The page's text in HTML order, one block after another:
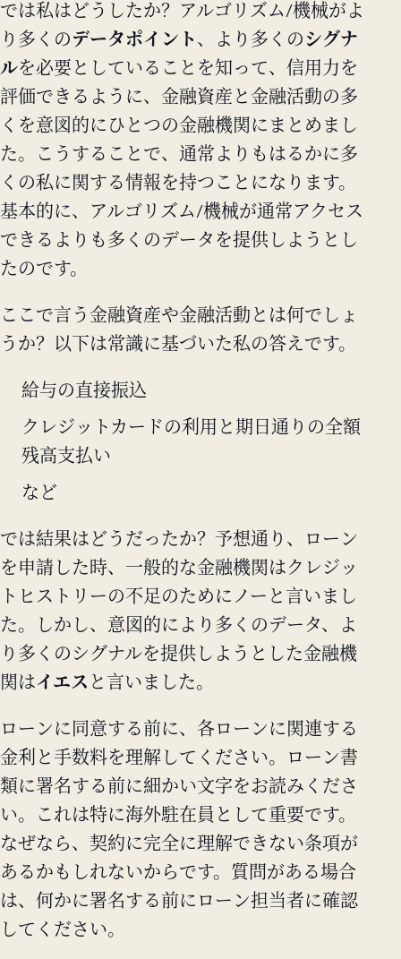
では私はどうしたか？アルゴリズム/機械がよ
り多くの データポイント 、より多くの シグナ
ルを必要としていることを知って、信用力を
評価できるように、金融資産と金融活動の多
くを意図的にひとつの金融機関にまとめまし
た。こうすることで、通常よりもはるかに多
くの私に関する情報を持つことになります。
基本的に、アルゴリズム/機械が通常アクセス
できるよりも多くのデータを提供しようとし
たのです。
ここで言う金融資産や金融活動とは何でしょ
うか？以下は常識に基づいた私の答えです。
給与の直接振込
クレジットカードの利用と期日通りの全額
残高支払い
など
では結果はどうだったか？予想通り、ローン
を申請した時、一般的な金融機関はクレジッ
トヒストリーの不足のためにノーと言いまし
た。しかし、意図的により多くのデータ、よ
り多くのシグナルを提供しようとした金融機
関はイエス と言いました。
ローンに同意する前に、各ローンに関連する
金利と手数料を理解してください。ローン書
類に署名する前に細かい文字をお読みくださ
い。これは特に海外駐在員として重要です。
なぜなら、契約に完全に理解できない条項が
あるかもしれないからです。質問がある場合
は、何かに署名する前にローン担当者に確認
してください。